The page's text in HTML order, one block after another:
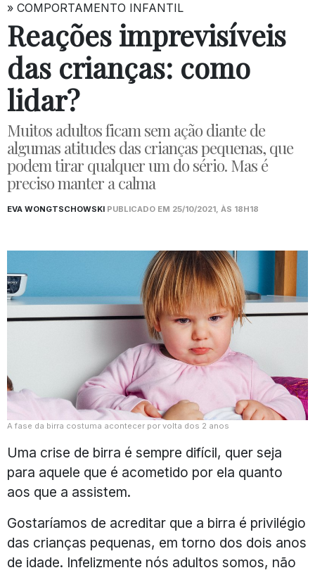
» COMPORTAMENTO INFANTIL
Reações imprevisíveis
das crianças: como
lidar?
Muitos adultos ficam sem ação diante de
algumas atitudes das crianças pequenas, que
podem tirar qualquer um do sério. Mas é
preciso manter a calma
EVA WONGTSCHOWSKI PUBLICADO EM 25/10/2021, ÀS 18H18
A fase da birra costuma acontecer por volta dos 2 anos
Uma crise de birra é sempre difícil, quer seja
para aquele que é acometido por ela quanto
aos que a assistem.
Gostaríamos de acreditar que a birra é privilégio
das crianças pequenas, em torno dos dois anos
de idade. Infelizmente nós adultos somos, não